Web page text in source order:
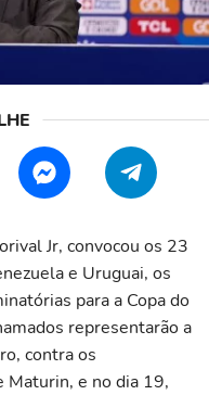
Jr, convocou os 23
e Uruguai, os
para a Copa do
representarão a
contra os
Maturin, e no dia 19,